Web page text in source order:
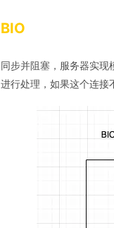
BIO
同步并阻塞，服务器实现
进行处理，如果这个连接